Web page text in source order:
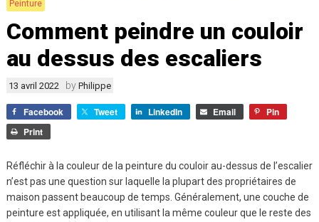
Peinture
Comment peindre un couloir
au dessus des escaliers
13 avril 2022 by Philippe
Facebook Tweet LinkedIn Email
Pin
Print
Réfléchir à la couleur de la peinture du couloir au-dessus de l’escalier
n’est pas une question sur laquelle la plupart des propriétaires de
maison passent beaucoup de temps. Généralement, une couche de
peinture est appliquée, en utilisant la même couleur que le reste des